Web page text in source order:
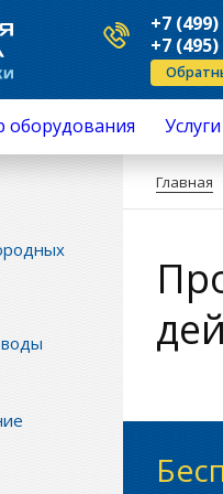
+7
+7
домах
воды
оборудования Услуги
Главная